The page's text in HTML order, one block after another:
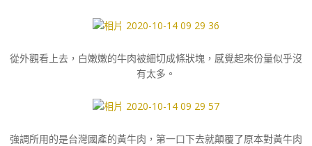
從外觀看上去，白嫩嫩的牛肉被細切成條狀塊，感覺起來份量似乎沒
有太多。
強調所用的是台灣國產的黃牛肉，第一口下去就顛覆了原本對黃牛肉